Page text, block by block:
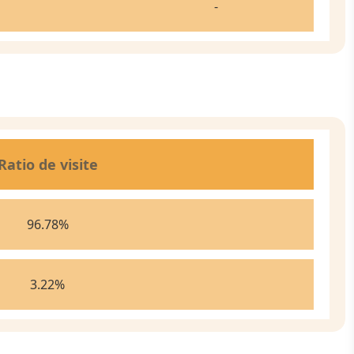
-
de visite
96.78%
3.22%